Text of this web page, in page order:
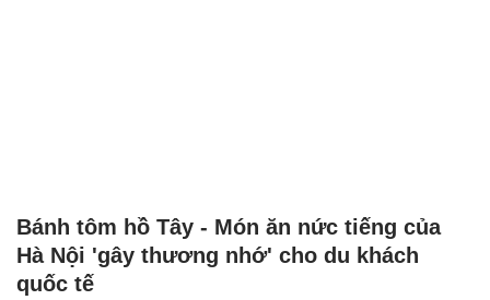
Bánh tôm hồ Tây - Món ăn nức tiếng của
Hà Nội 'gây thương nhớ' cho du khách
quốc tế